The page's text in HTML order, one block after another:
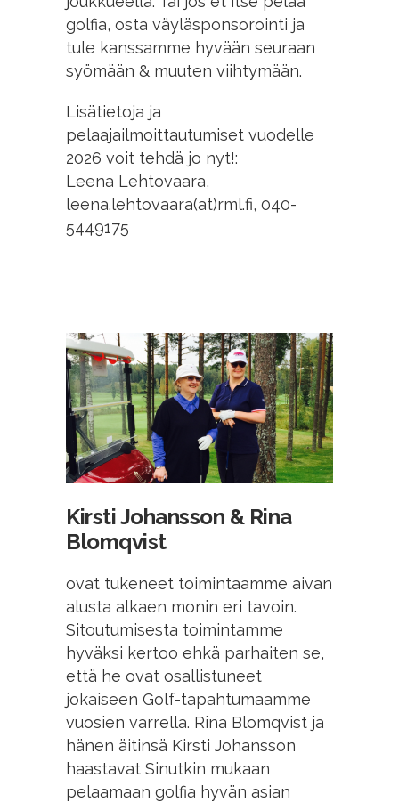
golfia, osta väyläsponsorointi ja
tule kanssamme hyvään seuraan
syömään & muuten viihtymään.
Lisätietoja ja
pelaajailmoittautumiset vuodelle
2026 voit tehdä jo nyt!:
Leena Lehtovaara,
leena.lehtovaara(at)rml.fi, 040-
5449175
Kirsti Johansson & Rina
Blomqvist
ovat tukeneet toimintaamme aivan
alusta alkaen monin eri tavoin.
Sitoutumisesta toimintamme
hyväksi kertoo ehkä parhaiten se,
että he ovat osallistuneet
jokaiseen Golf-tapahtumaamme
vuosien varrella. Rina Blomqvist ja
hänen äitinsä Kirsti Johansson
haastavat Sinutkin mukaan
pelaamaan golfia hyvän asian